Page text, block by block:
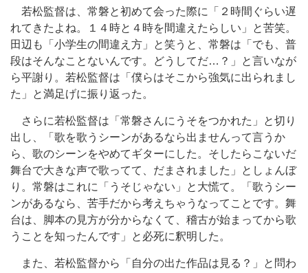
若松監督は、常磐と初めて会った際に「２時間ぐらい遅
れてきたよね。１４時と４時を間違えたらしい」と苦笑。
田辺も「小学生の間違え方」と笑うと、常磐は「でも、普
段はそんなことないんです。どうしてだ…？」と言いなが
ら平謝り。若松監督は「僕らはそこから強気に出られまし
た」と満足げに振り返った。
さらに若松監督は「常磐さんにうそをつかれた」と切り
出し、「歌を歌うシーンがあるなら出ませんって言うか
ら、歌のシーンをやめてギターにした。そしたらこないだ
舞台で大きな声で歌ってて、だまされました」としょんぼ
り。常磐はこれに「うそじゃない」と大慌て。「歌うシー
ンがあるなら、苦手だから考えちゃうなってことです。舞
台は、脚本の見方が分からなくて、稽古が始まってから歌
うことを知ったんです」と必死に釈明した。
また、若松監督から「自分の出た作品は見る？」と問わ